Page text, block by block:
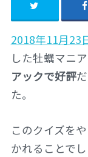
2018年11月23
した牡蠣マニ
アックで好評
た。
このクイズを
かれることでし